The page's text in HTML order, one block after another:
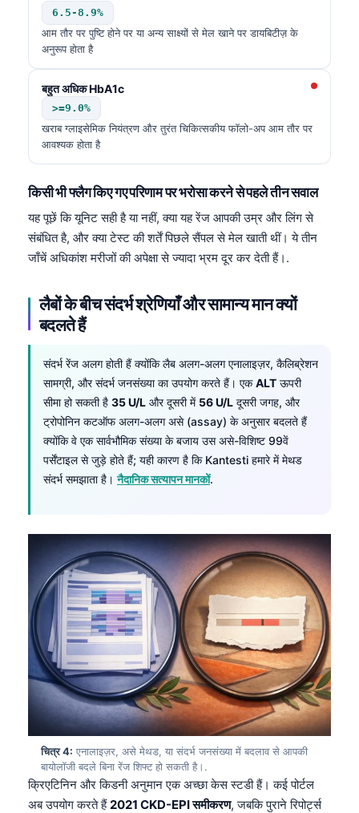
6.5-8.9%
आम तौर पर पुष्टि होने पर या अन्य साक्ष्यों से मेल खाने पर डायबिटीज़ के
अनुरूप होता है
बहुत अधिक HbA1c
>=9.0%
खराब ग्लाइसेमिक नियंत्रण और तुरंत चिकित्सकीय फॉलो-अप आम तौर पर
आवश्यक होता है
किसी भी फ्लैग किए गए परिणाम पर भरोसा करने से पहले तीन सवाल
यह पूछें कि यूनिट सही है या नहीं, क्या यह रेंज आपकी उम्र और लिंग से
संबंधित है, और क्या टेस्ट की शर्तें पिछले सैंपल से मेल खाती थीं। ये तीन
जाँचें अधिकांश मरीजों की अपेक्षा से ज्यादा भ्रम दूर कर देती हैं।.
लैबों के बीच संदर्भ श्रेणियाँ और सामान्य मान क्यों
बदलते हैं
संदर्भ रेंज अलग होती हैं क्योंकि लैब अलग-अलग एनालाइज़र, कैलिब्रेशन
सामग्री, और संदर्भ जनसंख्या का उपयोग करते हैं। एकALT ऊपरी
सीमा हो सकती है 35 U/L और दूसरी में 56 U/L दूसरी जगह, और
ट्रोपोनिन कटऑफ अलग-अलग असे (assay) के अनुसार बदलते हैं
क्योंकि वे एक सार्वभौमिक संख्या के बजाय उस असे-विशिष्ट 99वें
पर्सेंटाइल से जुड़े होते हैं; यही कारण है कि Kantesti हमारे में मेथड
संदर्भ समझाता है।नैदानिक सत्यापन मानकों.
चित्र 4: एनालाइज़र, असे मेथड, या संदर्भ जनसंख्या में बदलाव से आपकी
बायोलॉजी बदले बिना रेंज शिफ्ट हो सकती है।.
क्रिएटिनिन और किडनी अनुमान एक अच्छा केस स्टडी हैं। कई पोर्टल
अब उपयोग करते हैं 2021 CKD-EPI समीकरण, जबकि पुराने रिपोर्ट्स